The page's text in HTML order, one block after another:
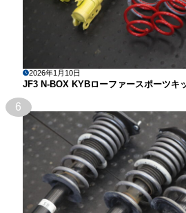
2026年1月10日
JF3 N-BOX KYBローファースポーツキ
6